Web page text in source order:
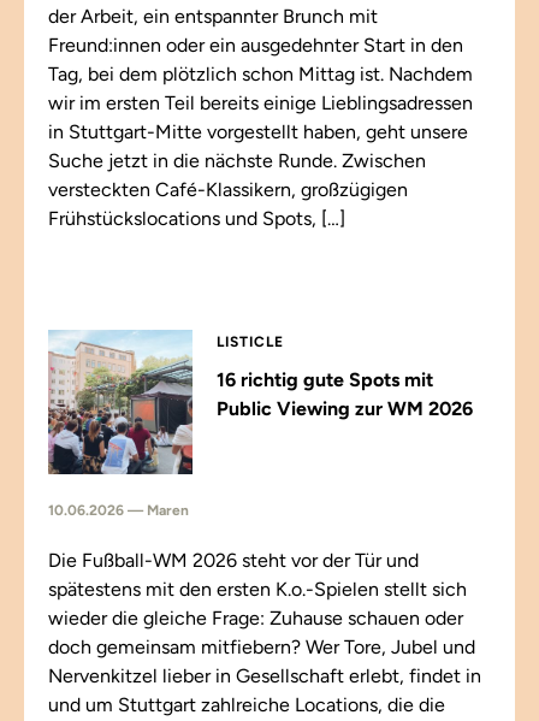
der Arbeit, ein entspannter Brunch mit
Freund:innen oder ein ausgedehnter Start in den
Tag, bei dem plötzlich schon Mittag ist. Nachdem
wir im ersten Teil bereits einige Lieblingsadressen
in Stuttgart-Mitte vorgestellt haben, geht unsere
Suche jetzt in die nächste Runde. Zwischen
versteckten Café-Klassikern, großzügigen
Frühstückslocations und Spots, […]
LISTICLE
16 richtig gute Spots mit
Public Viewing zur WM 2026
10.06.2026 — Maren
Die Fußball-WM 2026 steht vor der Tür und
spätestens mit den ersten K.o.-Spielen stellt sich
wieder die gleiche Frage: Zuhause schauen oder
doch gemeinsam mitfiebern? Wer Tore, Jubel und
Nervenkitzel lieber in Gesellschaft erlebt, findet in
und um Stuttgart zahlreiche Locations, die die